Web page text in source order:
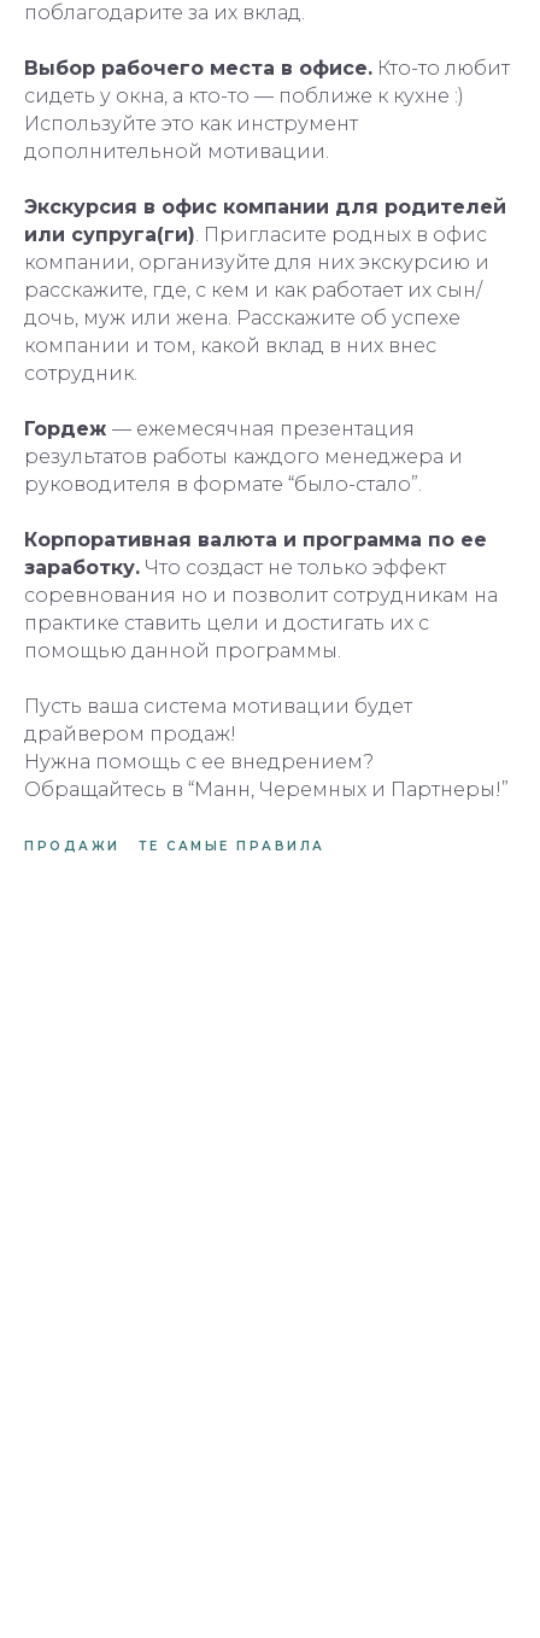
поблагодарите за их вклад.
Выбор рабочего места в офисе. Кто-то любит
сидеть у окна, а кто-то — поближе к кухне :)
Используйте это как инструмент
дополнительной мотивации.
Экскурсия в офис компании для родителей
или супруга(ги). Пригласите родных в офис
компании, организуйте для них экскурсию и
расскажите, где, с кем и как работает их сын/
дочь, муж или жена. Расскажите об успехе
компании и том, какой вклад в них внес
сотрудник.
Гордеж — ежемесячная презентация
результатов работы каждого менеджера и
руководителя в формате “было-стало”.
Корпоративная валюта и программа по ее
заработку. Что создаст не только эффект
соревнования но и позволит сотрудникам на
практике ставить цели и достигать их с
помощью данной программы.
Пусть ваша система мотивации будет
драйвером продаж!
Нужна помощь с ее внедрением?
Обращайтесь в “Манн, Черемных и Партнеры!”
ПРОДАЖИ ТЕ САМЫЕ ПРАВИЛА